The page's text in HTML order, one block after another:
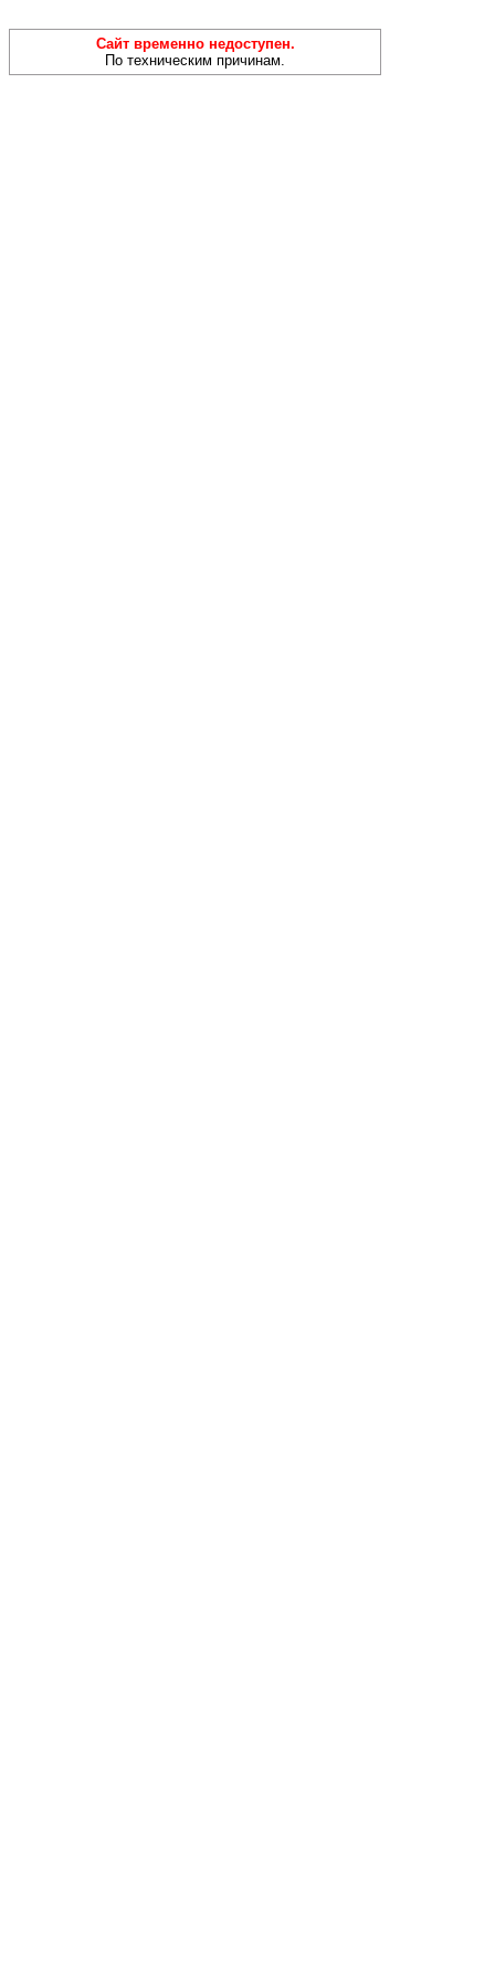
Сайт временно недоступен.
По техническим причинам.